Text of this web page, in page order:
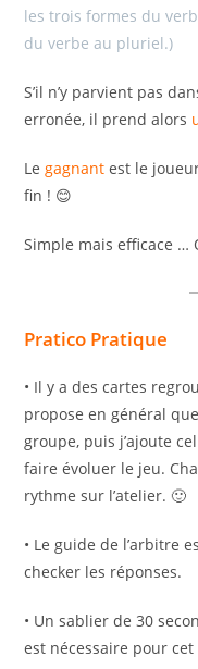
les trois formes du
du verbe au pluriel.)
S’il n’y parvient pas
erronée, il prend alors
Legagnantest le
fin ! 😊
Simple mais efficace …
Pratico Pratique
• Il y a des cartes
propose en général
groupe, puis j’ajoute
faire évoluer le jeu.
rythme sur l’atelier. 🙂
• Le guide de l’arbitre
checker les réponses.
• Un sablier de 30
est nécessaire pour